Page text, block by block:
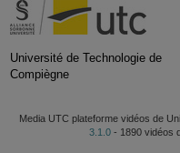
Université de Technologie de
Compiègne
Media UTC plateforme vidéos de
3.1.0 - 1890 vidéos